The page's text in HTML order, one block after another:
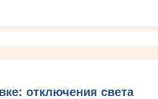
отключения света